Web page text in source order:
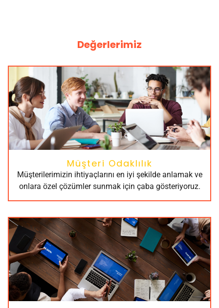
Değerlerimiz
Müşteri Odaklılık
Müşterilerimizin ihtiyaçlarını en iyi şekilde anlamak ve
onlara özel çözümler sunmak için çaba gösteriyoruz.